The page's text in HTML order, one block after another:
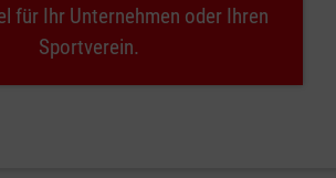
für Ihr Unternehmen oder Ihren
Sportverein.